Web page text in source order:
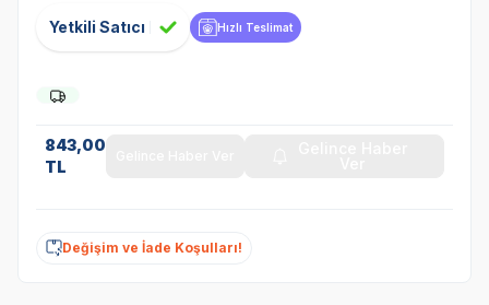
Yetkili Satıcı Hızlı Teslimat
843,00
TL
Değişim ve İade Koşulları!